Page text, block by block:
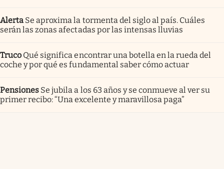
Alerta Se aproxima la tormenta del siglo al país. Cuáles
serán las zonas afectadas por las intensas lluvias
Truco Qué significa encontrar una botella en la rueda del
coche y por qué es fundamental saber cómo actuar
Pensiones Se jubila a los 63 años y se conmueve al ver su
primer recibo: “Una excelente y maravillosa paga”